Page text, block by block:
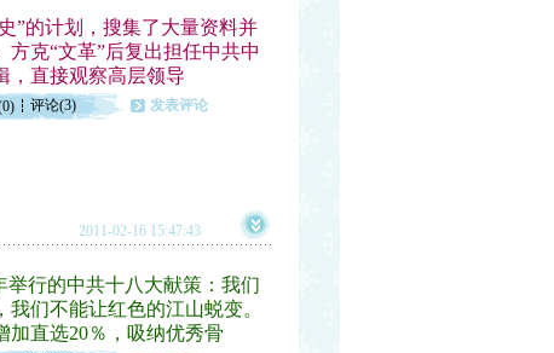
的计划，搜集了大量资料并
克“文革”后复出担任中共中
，直接观察高层领导
评论(3) 发表评论
2011-02-16 15:47:43
行的中共十八大献策：我们
们不能让红色的江山蜕变。
加直选20％，吸纳优秀骨